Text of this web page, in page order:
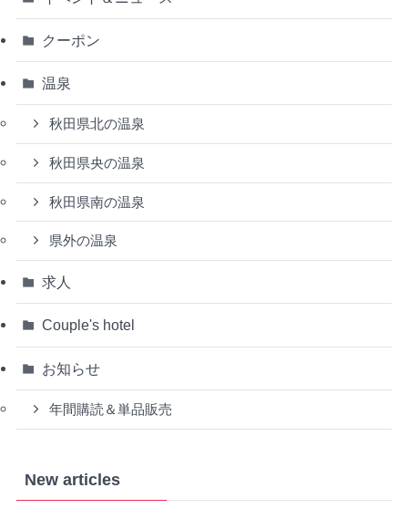
クーポン
温泉
秋田県北の温泉
秋田県央の温泉
秋田県南の温泉
県外の温泉
求人
Couple's hotel
お知らせ
年間購読＆単品販売
New articles